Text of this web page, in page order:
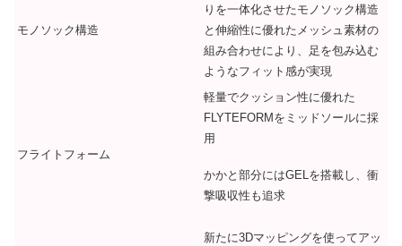
モノソック構造
りを一体化させたモノソック構造
と伸縮性に優れたメッシュ素材の
組み合わせにより、足を包み込む
ようなフィット感が実現
フライトフォーム
軽量でクッション性に優れた
FLYTEFORMをミッドソールに採
用
かかと部分にはGELを搭載し、衝
撃吸収性も追求
新たに3Dマッピングを使ってアッ